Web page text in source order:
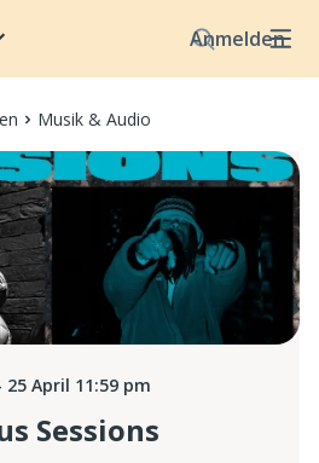
Anmelden
Musik & Audio
April 11:59 pm
Sessions